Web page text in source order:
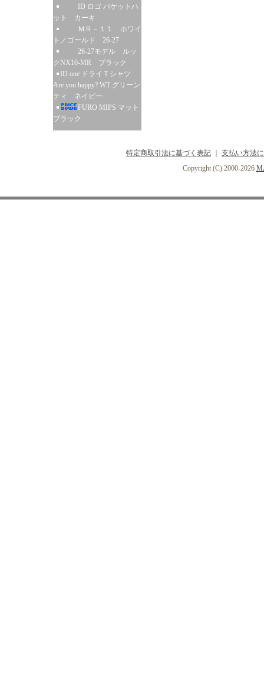
ID ロゴ バケットハ
ット カーキ
ＭＲ－１１ ホワイ
ト／ゴールド 26-27
26-27モデル ルッ
クNX10-MR ブラック
ID one ドライＴシャツ
Are you happy? WT グリーン
ティ ネイビー
FURO MIPS マット
ブラック
特定商取引法に基づく表記
支払い方法
Copyright (C) 2000-2026